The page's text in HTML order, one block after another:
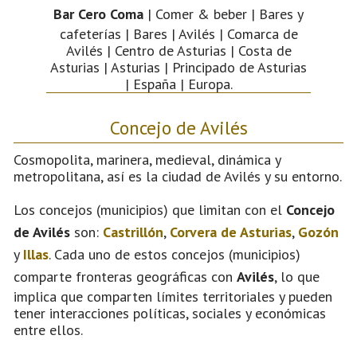
Bar Cero Coma | Comer & beber | Bares y
cafeterías | Bares | Avilés | Comarca de
Avilés | Centro de Asturias | Costa de
Asturias | Asturias | Principado de Asturias
| España | Europa.
Concejo de Avilés
Cosmopolita, marinera, medieval, dinámica y
metropolitana, así es la ciudad de Avilés y su entorno.
Los concejos (municipios) que limitan con el Concejo
de Avilés son: Castrillón, Corvera de Asturias, Gozón
y Illas. Cada uno de estos concejos (municipios)
comparte fronteras geográficas con Avilés, lo que
implica que comparten límites territoriales y pueden
tener interacciones políticas, sociales y económicas
entre ellos.